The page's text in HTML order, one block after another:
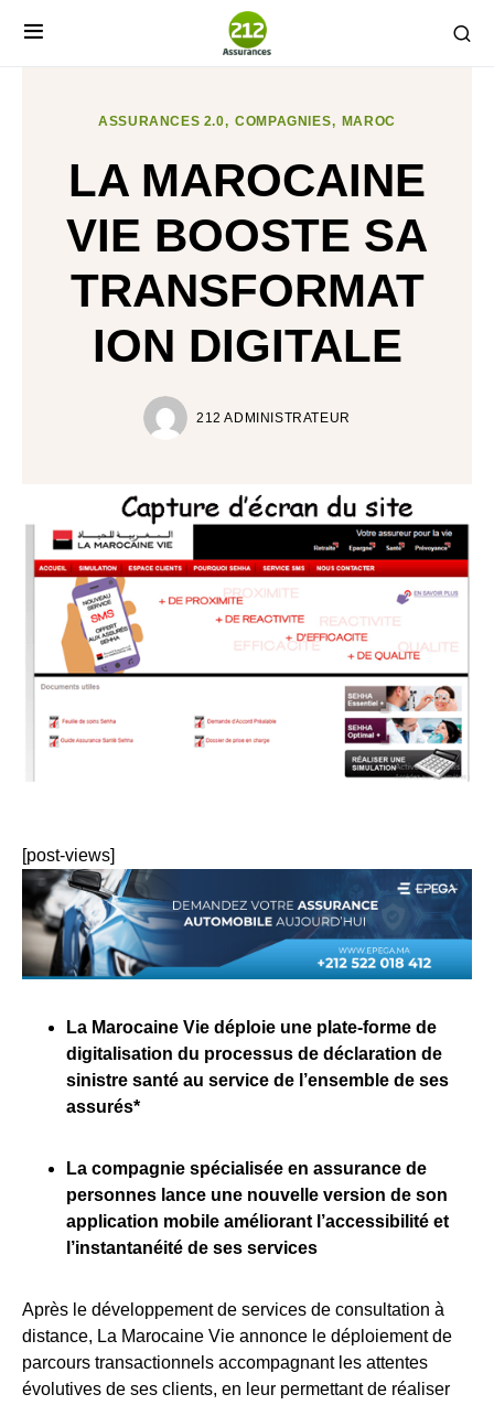
ASSURANCES 2.0 COMPAGNIES MAROC
LA MAROCAINE
VIE BOOSTE SA
TRANSFORMAT
ION DIGITALE
212 ADMINISTRATEUR
[post-views]
La Marocaine Vie déploie une plate-forme de
digitalisation du processus de déclaration de
sinistre santé au service de l’ensemble de ses
assurés*
La compagnie spécialisée en assurance de
personnes lance une nouvelle version de son
application mobile améliorant l’accessibilité et
l’instantanéité de ses services
Après le développement de services de consultation à
distance, La Marocaine Vie annonce le déploiement de
parcours transactionnels accompagnant les attentes
évolutives de ses clients, en leur permettant de réaliser